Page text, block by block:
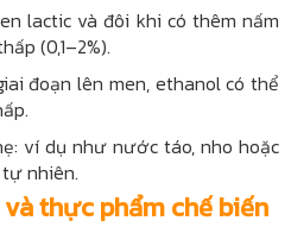
lactic và đôi khi có thêm nấm
(0,1–2%).
đoạn lên men, ethanol có thể
ví dụ như nước táo, nho hoặc
nhiên.
thực phẩm chế biến